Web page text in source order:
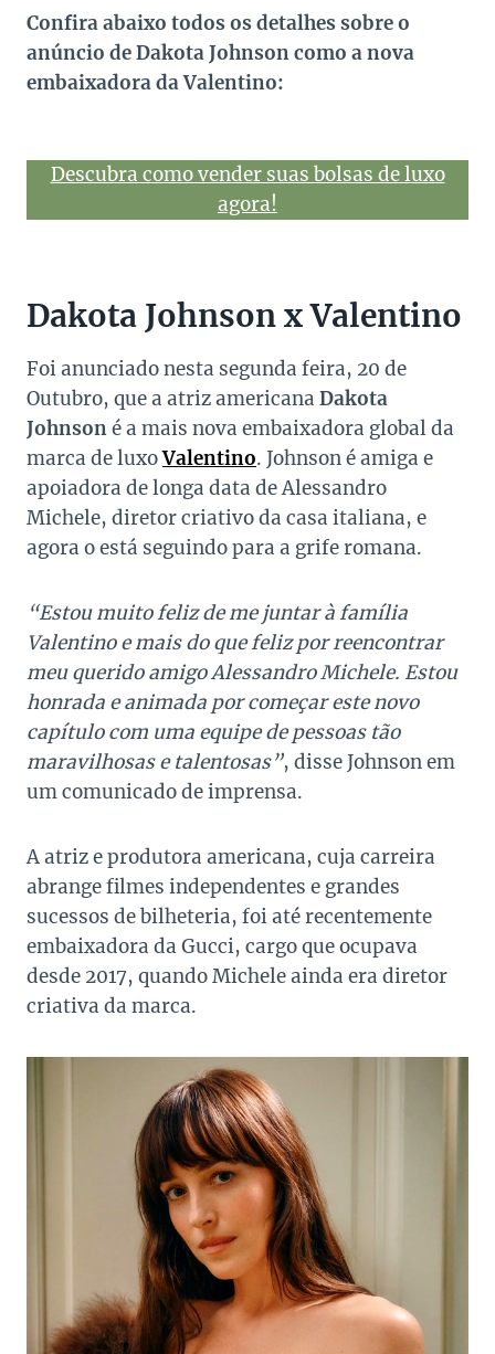
Confira abaixo todos os detalhes sobre o
anúncio de Dakota Johnson como a nova
embaixadora da Valentino:
Descubra como vender suas bolsas de luxo
agora!
Dakota Johnson x Valentino
Foi anunciado nesta segunda feira, 20 de
Outubro, que a atriz americana Dakota
Johnsoné a mais nova embaixadora global da
marca de luxoValentino. Johnson é amiga e
apoiadora de longa data de Alessandro
Michele, diretor criativo da casa italiana, e
agora o está seguindo para a grife romana.
“Estou muito feliz de me juntar à família
Valentino e mais do que feliz por reencontrar
meu querido amigo Alessandro Michele. Estou
honrada e animada por começar este novo
capítulo com uma equipe de pessoas tão
maravilhosas e talentosas”, disse Johnson em
um comunicado de imprensa.
A atriz e produtora americana, cuja carreira
abrange filmes independentes e grandes
sucessos de bilheteria, foi até recentemente
embaixadora da Gucci, cargo que ocupava
desde 2017, quando Michele ainda era diretor
criativa da marca.